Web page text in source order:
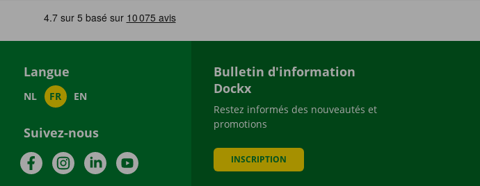
Langue
NL FR EN
Suivez-nous
FacebookInstagramLinkedInYouTube
Bulletin d'information
Dockx
Restez informés des nouveautés et
promotions
INSCRIPTION